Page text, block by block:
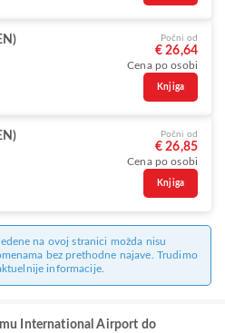
Počni od
€ 26,64
Cena po osobi
Knjiga
Počni od
€ 26,85
Cena po osobi
Knjiga
na ovoj stranici možda nisu
bez prethodne najave. Trudimo
informacije.
International Airport do